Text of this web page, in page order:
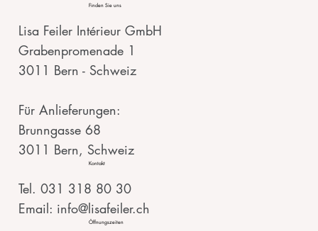
Finden Sie uns
Lisa Feiler Intérieur GmbH
Grabenpromenade 1
3011 Bern - Schweiz
Für Anlieferungen:
Brunngasse 68
3011 Bern, Schweiz
Kontakt
Tel. 031 318 80 30
Email: info@lisafeiler.ch
Öffnungszeiten